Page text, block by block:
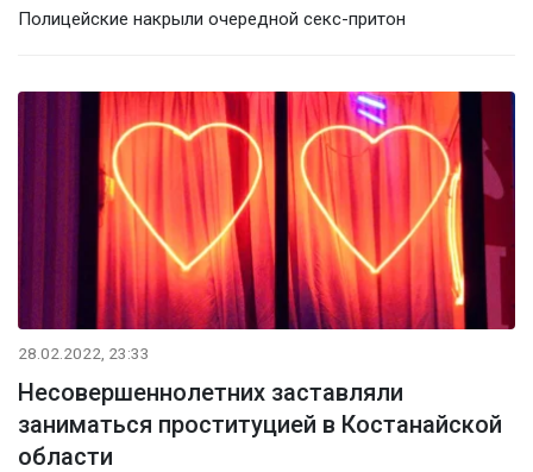
Полицейские накрыли очередной секс-притон
28.02.2022, 23:33
Несовершеннолетних заставляли
заниматься проституцией в Костанайской
области